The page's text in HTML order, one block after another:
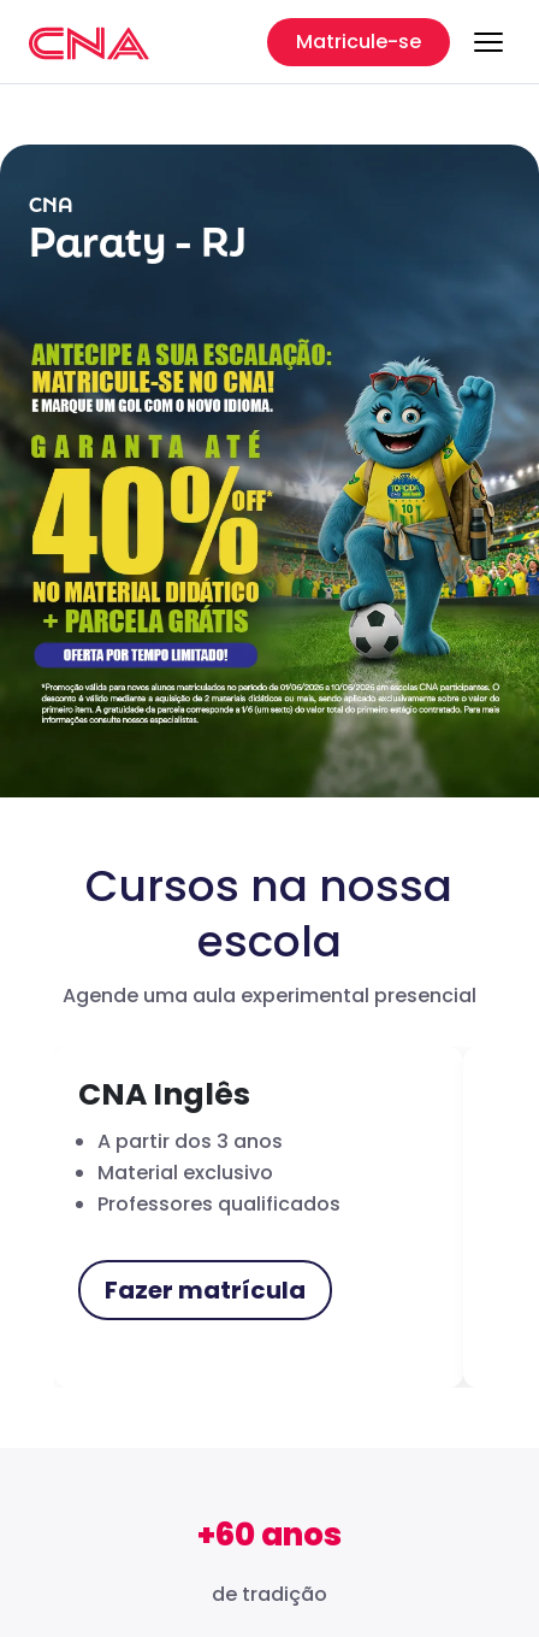
Matricule-se
CNA
Paraty - RJ
Cursos na nossa
escola
Agende uma aula experimental presencial
CNA Inglês
A partir dos 3 anos
Material exclusivo
Professores qualificados
Fazer matrícula
+60 anos
de tradição